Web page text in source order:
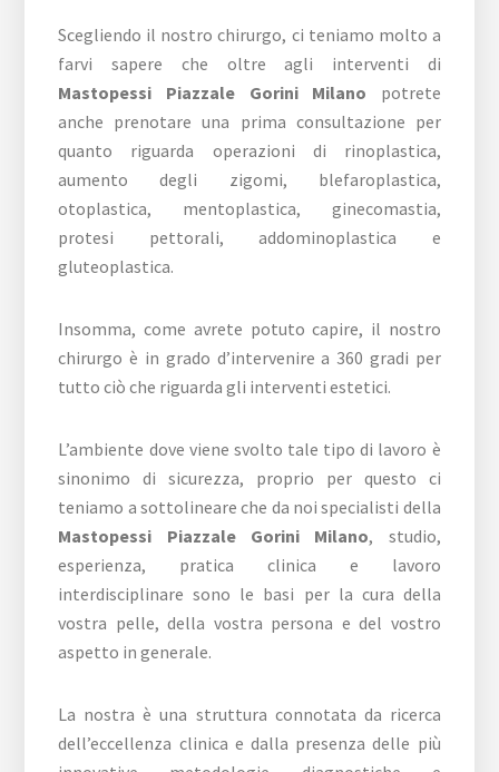
Scegliendo il nostro chirurgo, ci teniamo molto a
farvi sapere che oltre agli interventi di
Mastopessi Piazzale Gorini Milano potrete
anche prenotare una prima consultazione per
quanto riguarda operazioni di rinoplastica,
aumento degli zigomi, blefaroplastica,
otoplastica, mentoplastica, ginecomastia,
protesi pettorali, addominoplastica e
gluteoplastica.
Insomma, come avrete potuto capire, il nostro
chirurgo è in grado d’intervenire a 360 gradi per
tutto ciò che riguarda gli interventi estetici.
L’ambiente dove viene svolto tale tipo di lavoro è
sinonimo di sicurezza, proprio per questo ci
teniamo a sottolineare che da noi specialisti della
Mastopessi Piazzale Gorini Milano, studio,
esperienza, pratica clinica e lavoro
interdisciplinare sono le basi per la cura della
vostra pelle, della vostra persona e del vostro
aspetto in generale.
La nostra è una struttura connotata da ricerca
dell’eccellenza clinica e dalla presenza delle più